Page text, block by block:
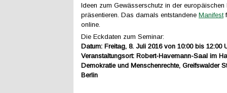
Ideen zum Gewässerschutz in der europäischen
präsentieren. Das damals entstandene Manifest
online.
Die Eckdaten zum Seminar:
Datum: Freitag, 8. Juli 2016 von 10:00 bis 12:00
Veranstaltungsort: Robert-Havemann-Saal im
Demokratie und Menschenrechte, Greifswalder
Berlin